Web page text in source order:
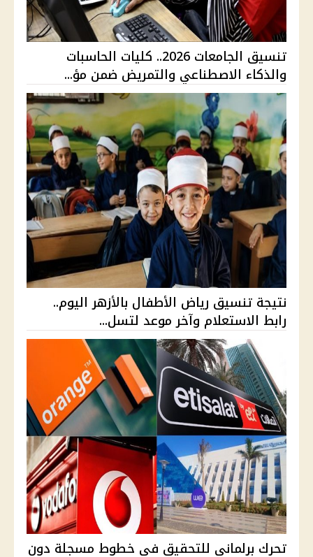
تنسيق الجامعات 2026.. كليات الحاسبات
والذكاء الاصطناعي والتمريض ضمن مؤ...
نتيجة تنسيق رياض الأطفال بالأزهر اليوم..
رابط الاستعلام وآخر موعد لتسل...
تحرك برلماني للتحقيق في خطوط مسجلة دون